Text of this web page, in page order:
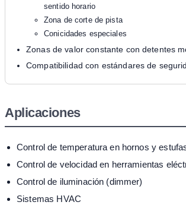
sentido horario
Zona de corte de pista
Conicidades especiales
Zonas de valor constante con detentes
Compatibilidad con estándares de
Aplicaciones
Control de temperatura en hornos y
Control de velocidad en herramientas
Control de iluminación (dimmer)
Sistemas HVAC